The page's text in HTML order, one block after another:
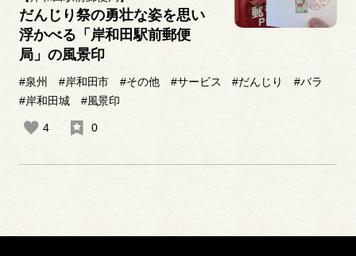
だんじり祭の勇壮な姿を思い
浮かべる「岸和田駅前郵便
局」の風景印
#泉州 #岸和田市 #その他 #サービス #だんじり
#バラ
#岸和田城
#風景印
4 0